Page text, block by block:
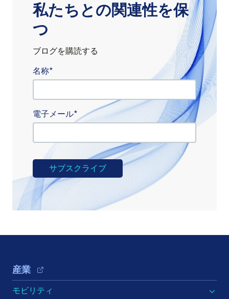
私たちとの関連性を保
つ
ブログを購読する
名称
電子メール
Footer Navigation
産業
モビリティ